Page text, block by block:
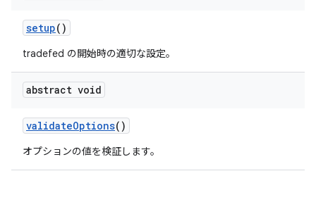
setup()
tradefed の開始時の適切な設定。
abstract void
validateOptions()
オプションの値を検証します。